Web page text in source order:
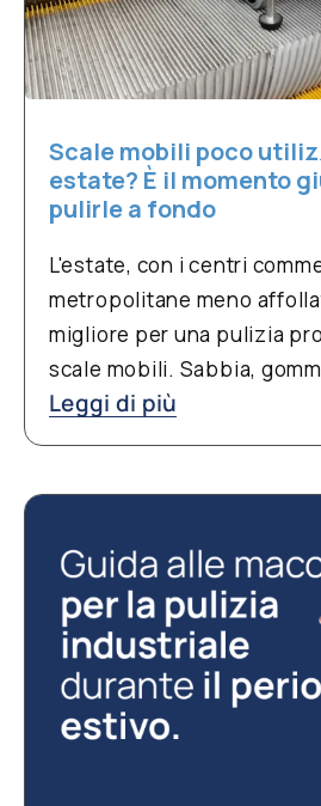
Scale mobili poco
estate? È il momento
pulirle a fondo
L'estate, con i centri
metropolitane meno
migliore per una pulizia
scale mobili. Sabbia,
Leggi di più